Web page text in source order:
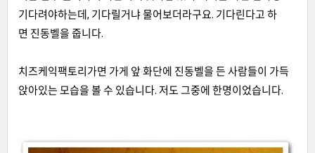
기다려야하는데, 기다릴거냐 물어보더라구요. 기다린다고 하
면 진동벨을 줍니다.
치즈케익팩토리가면 가게 앞 화단에 진동벨을 든 사람들이 가득
앉아있는 모습을 볼 수 있습니다. 저도 그중에 한명이었습니다.